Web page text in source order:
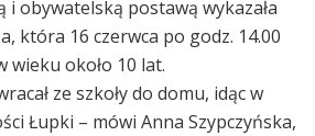
i obywatelską postawą wykazała
która 16 czerwca po godz. 14.00
wieku około 10 lat.
ze szkoły do domu, idąc w
Łupki – mówi Anna Szypczyńska,